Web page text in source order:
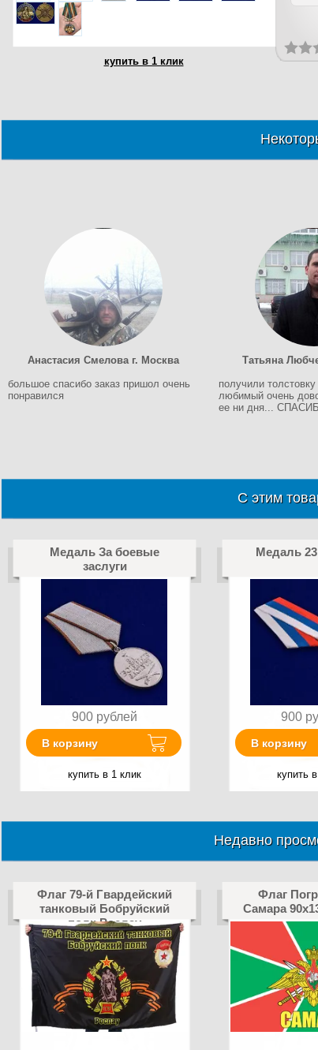
купить в 1 клик
Анастасия Смелова г. Москва
большое спасибо заказ пришол очень
понравился
Татьяна
получили
любимый очень
ее ни дня...
С этим
Медаль За боевые
заслуги
900 рублей
В корзину
купить в 1 клик
Медаль
900
В корзину
купить
Недавно
Флаг 79-й Гвардейский
танковый Бобруйский
полк Рослау
Флаг
Самара